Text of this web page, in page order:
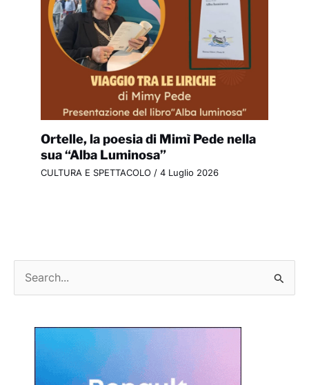
Ortelle, la poesia di Mimì Pede nella
sua “Alba Luminosa”
CULTURA E SPETTACOLO / 4 Luglio 2026